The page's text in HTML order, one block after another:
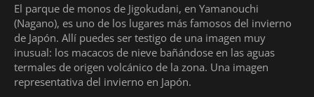
El parque de monos de Jigokudani, en Yamanouchi
(Nagano), es uno de los lugares más famosos del invierno
de Japón. Allí puedes ser testigo de una imagen muy
inusual: los macacos de nieve bañándose en las aguas
termales de origen volcánico de la zona. Una imagen
representativa del invierno en Japón.